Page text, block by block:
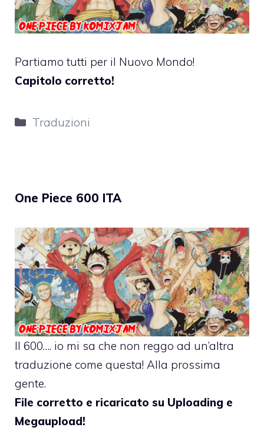
Partiamo tutti per il Nuovo Mondo!
Capitolo corretto!
Categorie
Traduzioni
One Piece 600 ITA
Il 600…. io mi sa che non reggo ad un’altra
traduzione come questa! Alla prossima
gente.
File corretto e ricaricato su Uploading e
Megaupload!